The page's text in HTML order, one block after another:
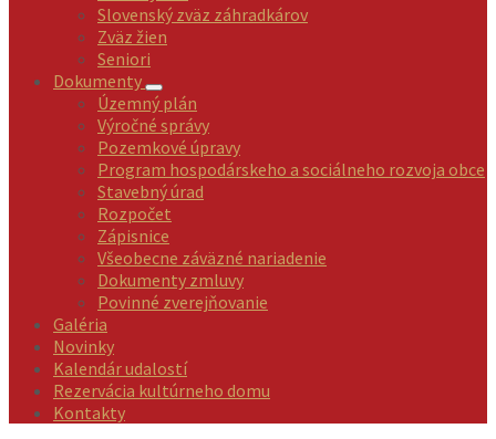
Slovenský zväz záhradkárov
Zväz žien
Seniori
Dokumenty
Územný plán
Výročné správy
Pozemkové úpravy
Program hospodárskeho a sociálneho rozvoja obce
Stavebný úrad
Rozpočet
Zápisnice
Všeobecne záväzné nariadenie
Dokumenty zmluvy
Povinné zverejňovanie
Galéria
Novinky
Kalendár udalostí
Rezervácia kultúrneho domu
Kontakty